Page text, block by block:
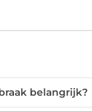
belangrijk?